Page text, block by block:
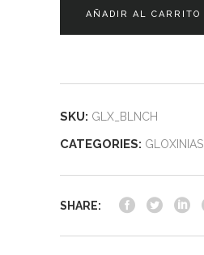
AÑADIR AL CARRITO
SKU: GLX_BLNCH
CATEGORIES: GLOXINIAS
SHARE: